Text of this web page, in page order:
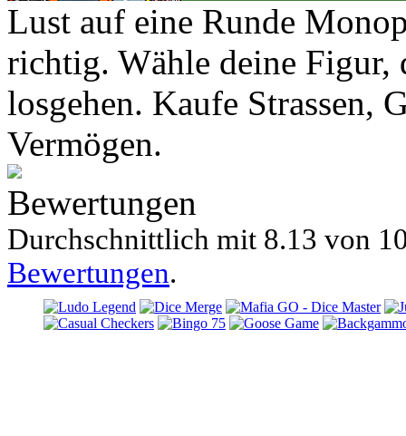
Lust auf eine Runde
richtig. Wähle deine Figur,
losgehen. Kaufe Strassen,
Vermögen.
Bewertungen
Durchschnittlich mit 8.13 von
Bewertungen.